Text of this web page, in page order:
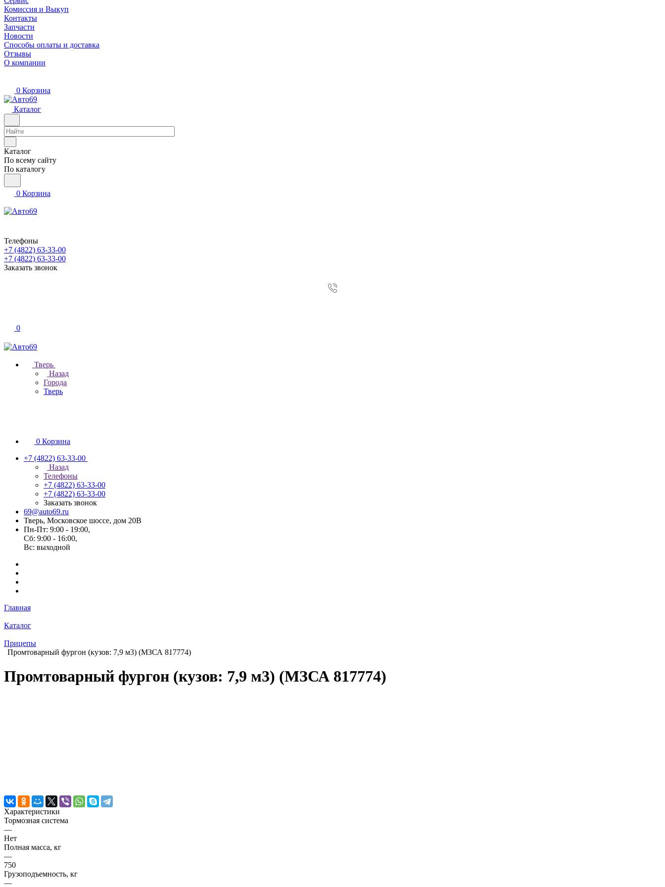
Комиссия и Выкуп
Контакты
Запчасти
Новости
Способы оплаты и доставка
Отзывы
О компании
0 Корзина
Каталог
Каталог
По всему сайту
По каталогу
0 Корзина
Телефоны
+7 (4822) 63-33-00
+7 (4822) 63-33-00
Заказать звонок
0
Тверь
Назад
Города
Тверь
0 Корзина
+7 (4822) 63-33-00
Назад
Телефоны
+7 (4822) 63-33-00
+7 (4822) 63-33-00
Заказать звонок
69@auto69.ru
Тверь, Московское шоссе, дом 20В
Пн-Пт: 9:00 - 19:00,
Сб: 9:00 - 16:00,
Вс: выходной
Главная
Каталог
Прицепы
Промтоварный фургон (кузов: 7,9 м3) (МЗСА 817774)
Промтоварный фургон (кузов: 7,9 м3) (МЗСА 817774)
Характеристики
Тормозная система
—
Нет
Полная масса, кг
—
750
Грузоподъемность, кг
—